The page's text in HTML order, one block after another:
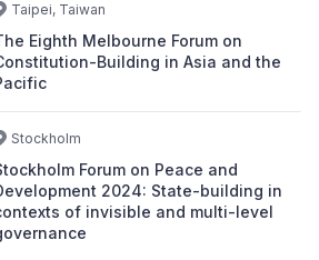
Taipei, Taiwan
Eighth Melbourne Forum on
Building in Asia and the
Stockholm
Forum on Peace and
2024: State-building in
of invisible and multi-level